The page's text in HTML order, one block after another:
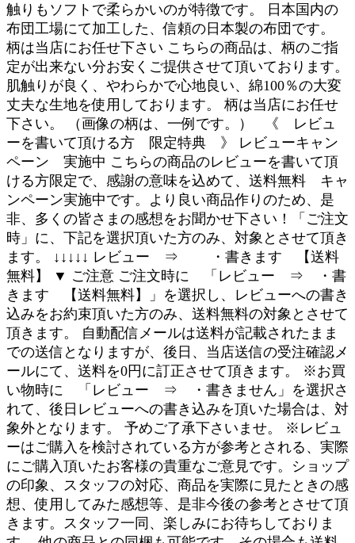
触りもソフトで柔らかいのが特徴です。 日本国内の
布団工場にて加工した、信頼の日本製の布団です。
柄は当店にお任せ下さい こちらの商品は、柄のご指
定が出来ない分お安くご提供させて頂いております。
肌触りが良く、やわらかで心地良い、綿100％の大変
丈夫な生地を使用しております。 柄は当店にお任せ
下さい。 （画像の柄は、一例です。） 《 レビュ
ーを書いて頂ける方 限定特典 》 レビューキャン
ペーン 実施中 こちらの商品のレビューを書いて頂
ける方限定で、感謝の意味を込めて、送料無料 キャ
ンペーン実施中です。より良い商品作りのため、是
非、多くの皆さまの感想をお聞かせ下さい！「ご注文
時」に、下記を選択頂いた方のみ、対象とさせて頂き
ます。 ↓↓↓↓↓ レビュー ⇒ ・書きます 【送料
無料】 ▼ ご注意 ご注文時に 「レビュー ⇒ ・書
きます 【送料無料】」を選択し、レビューへの書き
込みをお約束頂いた方のみ、送料無料の対象とさせて
頂きます。 自動配信メールは送料が記載されたまま
での送信となりますが、後日、当店送信の受注確認メ
ールにて、送料を0円に訂正させて頂きます。 ※お買
い物時に 「レビュー ⇒ ・書きません」を選択さ
れて、後日レビューへの書き込みを頂いた場合は、対
象外となります。 予めご了承下さいませ。 ※レビュ
ーはご購入を検討されている方が参考とされる、実際
にご購入頂いたお客様の貴重なご意見です。ショップ
の印象、スタッフの対応、商品を実際に見たときの感
想、使用してみた感想等、是非今後の参考とさせて頂
きます。スタッフ一同、楽しみにお待ちしておりま